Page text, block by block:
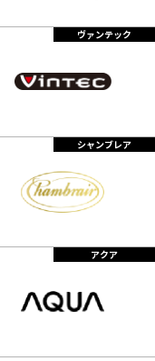
ヴァンテック
シャンブレア
アクア